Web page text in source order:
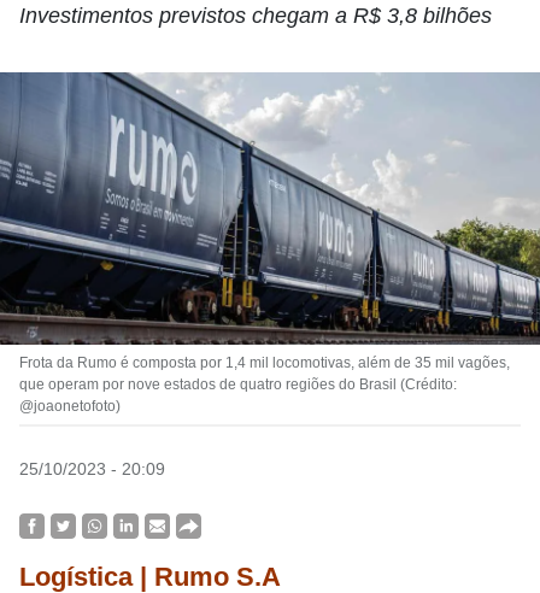
Investimentos previstos chegam a R$ 3,8 bilhões
Frota da Rumo é composta por 1,4 mil locomotivas, além de 35 mil vagões,
que operam por nove estados de quatro regiões do Brasil (Crédito:
@joaonetofoto)
25/10/2023 - 20:09
Logística | Rumo S.A